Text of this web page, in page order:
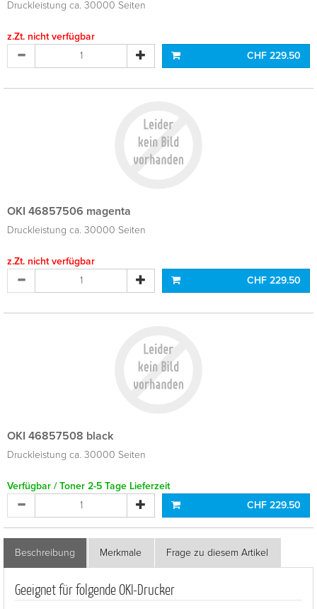
Druckleistung ca. 30000 Seiten
z.Zt. nicht verfügbar
CHF 229.50
OKI 46857506 magenta
Druckleistung ca. 30000 Seiten
z.Zt. nicht verfügbar
CHF 229.50
OKI 46857508 black
Druckleistung ca. 30000 Seiten
Verfügbar / Toner 2-5 Tage Lieferzeit
CHF 229.50
Beschreibung Merkmale Frage zu diesem Artikel
Geeignet für folgende OKI-Drucker